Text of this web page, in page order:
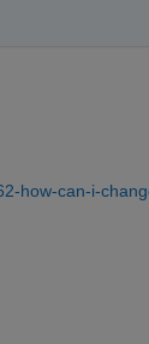
how-can-i-